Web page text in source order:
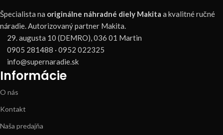
Špecialista na originálne náhradné diely Makita a kvalitné ručné
náradie. Autorizovaný partner Makita.
29. augusta 10 (DEMRO), 036 01 Martin
0905 281488 · 0952 022325
info@supernaradie.sk
Informácie
O nás
Kontakt
Naša predajňa